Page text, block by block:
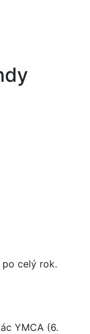
celý rok.
YMCA (6.